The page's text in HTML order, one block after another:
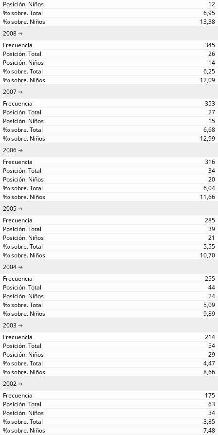
12
6,95
13,38
2008
345
26
14
6,25
12,09
2007
353
27
15
6,68
12,99
2006
316
34
20
6,04
11,66
2005
285
39
21
5,55
10,70
2004
255
44
24
5,09
9,89
2003
214
54
29
4,47
8,66
2002
175
63
34
3,85
7,48